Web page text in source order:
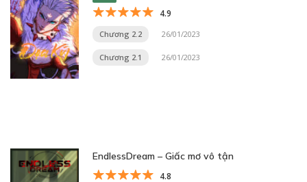
4.9
Chương 2.2 26/01/2023
Chương 2.1 26/01/2023
EndlessDream – Giấc mơ vô tận
4.8